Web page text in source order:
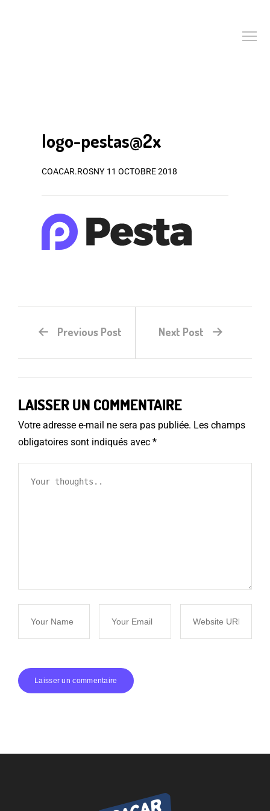
logo-pestas@2x
COACAR.ROSNY 11 OCTOBRE 2018
Previous Post Next Post
LAISSER UN COMMENTAIRE
Votre adresse e-mail ne sera pas publiée. Les champs
obligatoires sont indiqués avec *